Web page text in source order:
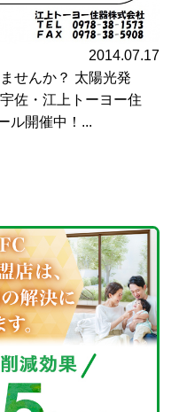
2014.07.17
せんか？ 太陽光発
佐・江上トーヨー住
ル開催中！...